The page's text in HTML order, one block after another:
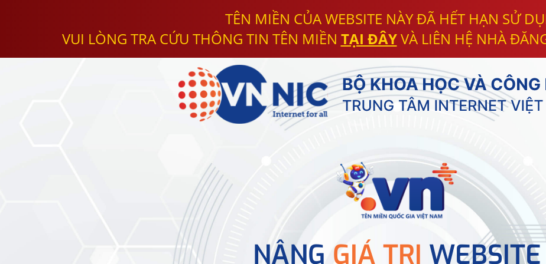
TÊN MIỀN CỦA WEBSITE NÀY ĐÃ HẾT HẠN SỬ
VUI LÒNG TRA CỨU THÔNG TIN TÊN MIỀN TẠI ĐÂYVÀ LIÊN HỆ NHÀ
NÂNG GIÁ TRỊ WEBSITE